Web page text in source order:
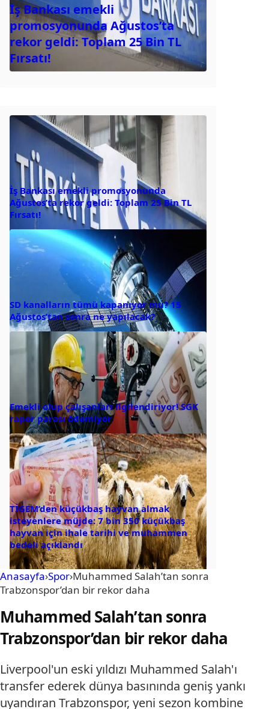
İş Bankası emekli
promosyonunda Ağustos’ta
rekor geldi: Toplam 25 Bin TL
Fırsatı!
İş Bankası emekli promosyonunda
Ağustos’ta rekor geldi: Toplam 25 Bin TL
Fırsatı!
SD kanalların tümü kapanıyor mu? 15
Ağustos’tan sonra ne yapılacak?
Emekli olup çalışanları ilgilendiriyor! SGK
rapor parası ödemiyor
TİGEM’den küçükbaş hayvan almak
isteyenlere müjde: 7 bin 350 küçükbaş
hayvan için ihale tarihi ve muhammen
bedeli açıklandı
Anasayfa›Spor›Muhammed Salah’tan sonra
Trabzonspor’dan bir rekor daha
Muhammed Salah’tan sonra
Trabzonspor’dan bir rekor daha
Liverpool'un eski yıldızı Muhammed Salah'ı
transfer ederek dünya basınında geniş yankı
uyandıran Trabzonspor, yeni sezon kombine